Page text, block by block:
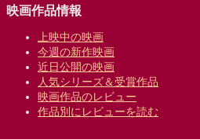
映画作品情報
上映中の映画
今週の新作映画
近日公開の映画
人気シリーズ＆受賞作品
映画作品のレビュー
作品別にレビューを読む